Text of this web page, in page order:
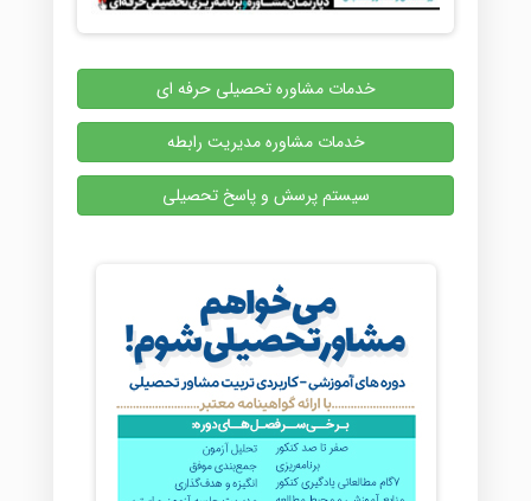
خدمات مشاوره تحصیلی حرفه ای
خدمات مشاوره مدیریت رابطه
سیستم پرسش و پاسخ تحصیلی